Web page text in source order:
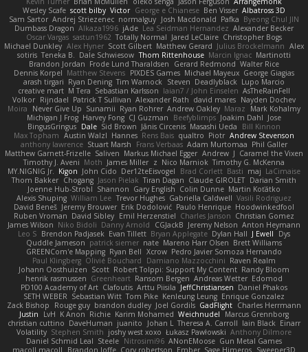
Wesley Scafe scott bilby Victor George e Chianese Ben Visser Albatross 3D
Sam Sartor Andrej Striezenec normalguy Josh Macdonald Pafka Byeong Chul JIN
Dumbass Dragon Alkaza1996 jAde Lea Seidman Hernandez Alexander Becker
Oscar Vargas sastun1962 Totally Normal Jared LeClaire Christopher Bogs
Michael Dunkley Alex Hyner Scott Gilbert Matthew Gerard Julius Brockelmann Alex
sotiris Teneka B. Dale Schwiesow Thom Rittenhouse Marcin Ignac Martinotti
Brandon Jordan Frode Lund Tharaldsen Gerard Redmond Walter Rice
Dennis Korpel Matthew Stevens PIXDES Games Michael Mayeux George Giagias
arash tirgari Ryan Dening Tim Warnock Steven Deadlyblack Lupo Marcio
creative mart M Tera Sebastian Karlsson Iaian7 / John Einselen AsTheRainFell
Volkor Rijndael Patrick T Sullivan Alexander Rath david mares Nayden Dochev
Moira
Never Give Up Sunamii Ryan Rohrer Andrew Oakley Maraz
Mark Kohalmy
Michigan J Frog Harvey Fong CJ Guzman Beefyblimps Joakim Dahl Jose
BingusGringus Dale Sid Brown Jānis Circenis Masashi Ueda
Bill Kinnon
Max Topham Austin Walzl Hannes Rens Bais qualtro Piotr Andrew Stevenson
anthony lawrence Stuart Marsh Frans Verbaas Adam Murtomaa Phil Galler
Matthew Garnett-Frizelle Saliven Markus Michael Egger Andrew J Caramel the Vixen
Timothy J. Aveni Moth James Miller z Nico Marniok Timothy G. McKenna
MY.NIGNIG Jr. Kigon John Cido Der12teEisvogel Brad Corlett Basti maj LaCimaise
Thom Bakker Chogang Jason Pielak Tiran Dagan Claude GIROLET Darian Smith
Joenne Hub-Strobl Shannon Gary English Colin Dunne Martin Koťátko
Alexis Shuping William Lee Trevor Hughes Gabriella Caldwell Vasili Rodriguez
David Beneš Jeremy Brouwer Erik Dodolović Paulo Henrique Hoodwinkedfool
Ruben Vroman David Sibley Emil Herzenstiel Charles Janson Christian Gomez
James Wilson Niko Bidoli Danny Arnold CGJackB Jeremy Nelson Anton Heymann
Leo S Brendon Padjasek Evan Tillett Bryan Applegate Dylan Hall J Ewell
Dys
Quddle Jameson patrick siemer nate Mareno Harr Olsen Brett Williams
GREENCom'e Mapping Ryan Bell Xcrow Pedro Javier Somoza Hernando
Paul Klingberg Olivié Bouchard Damiano Mazzocchini Raven Realm
Johann Oosthuizen Scott Robert Tolppi: Support My Content Randy Bloom
henrik rasmussen Greenheart Ransom Bergen Andreas Wetter Edomod
PD100 Academy of Art Clafoutis Arttu Piisila JeffChristiansen Daniel Phakos
SETH WEBER Sebastian Witt Tom Pike Kenleung Leung Enrique Gonzalez
Zack Bishop
Rouge guy brandon dudley Joel Gordils GadFlight Charles Herrmann
Justin
LvH K Anon Richie Karim Mohamed Weichnudel
Marcus Grennborg
christian cuttino DaveHuman juanito Johan L Theresa A. Carroll Iain Black Einarr
Volatility Stephen Smith joshy west xoxo Łukasz Pawłowski Anthony Dilmore
Daniel Schmid Leal Steele Nitrosimi96 ANonEMoose Gun Metal Games
macoll macoll
Brandon Joffe Cory robertson Ember Sage Himeros Sweeper3D